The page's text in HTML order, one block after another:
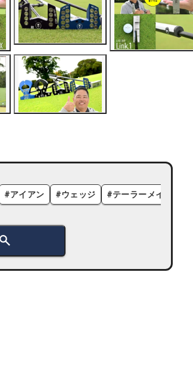
#アイアン #ウェッジ #テーラーメイド